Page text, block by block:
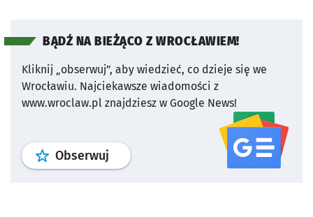
BĄDŹ NA BIEŻĄCO Z WROCŁAWIEM!
Kliknij „obserwuj”, aby wiedzieć, co dzieje się we
Wrocławiu. Najciekawsze wiadomości z
www.wroclaw.pl znajdziesz w Google News!
Obserwuj profil serwisu